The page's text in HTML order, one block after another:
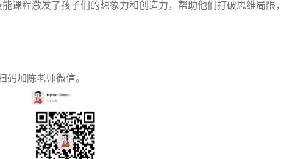
课程激发了孩子们的想象力和创造力，帮助他们打破思维局限，
加陈老师微信。